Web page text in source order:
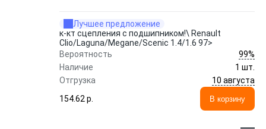
Лучшее предложение
к-кт сцепления с подшипником!\ Renault
Clio/Laguna/Megane/Scenic 1.4/1.6 97>
Вероятность
99%
Наличие
1 шт.
Отгрузка
10 августа
154.62 p.
В корзину